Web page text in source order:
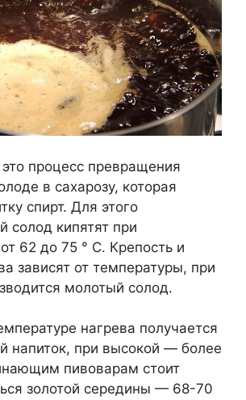
процесс превращения
в сахарозу, которая
спирт. Для этого
солод кипятят при
62 до 75 ° C. Крепость и
зависят от температуры, при
молотый солод.
нагрева получается
напиток, при высокой — более
пивоварам стоит
золотой середины — 68-70